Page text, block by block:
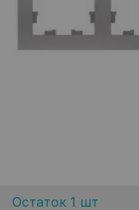
Остаток 1 шт